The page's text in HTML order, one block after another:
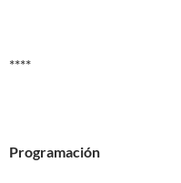
****
Programación